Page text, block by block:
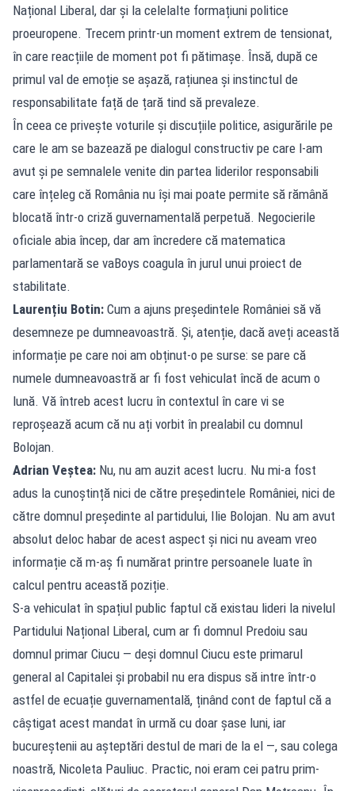
Național Liberal, dar și la celelalte formațiuni politice
proeuropene. Trecem printr-un moment extrem de tensionat,
în care reacțiile de moment pot fi pătimașe. Însă, după ce
primul val de emoție se așază, rațiunea și instinctul de
responsabilitate față de țară tind să prevaleze.
În ceea ce privește voturile și discuțiile politice, asigurările pe
care le am se bazează pe dialogul constructiv pe care l-am
avut și pe semnalele venite din partea liderilor responsabili
care înțeleg că România nu își mai poate permite să rămână
blocată într-o criză guvernamentală perpetuă. Negocierile
oficiale abia încep, dar am încredere că matematica
parlamentară se vaBoys coagula în jurul unui proiect de
stabilitate.
Laurențiu Botin: Cum a ajuns președintele României să vă
desemneze pe dumneavoastră. Și, atenție, dacă aveți această
informație pe care noi am obținut-o pe surse: se pare că
numele dumneavoastră ar fi fost vehiculat încă de acum o
lună. Vă întreb acest lucru în contextul în care vi se
reproșează acum că nu ați vorbit în prealabil cu domnul
Bolojan.
Adrian Veștea: Nu, nu am auzit acest lucru. Nu mi-a fost
adus la cunoștință nici de către președintele României, nici de
către domnul președinte al partidului, Ilie Bolojan. Nu am avut
absolut deloc habar de acest aspect și nici nu aveam vreo
informație că m-aș fi numărat printre persoanele luate în
calcul pentru această poziție.
S-a vehiculat în spațiul public faptul că existau lideri la nivelul
Partidului Național Liberal, cum ar fi domnul Predoiu sau
domnul primar Ciucu — deși domnul Ciucu este primarul
general al Capitalei și probabil nu era dispus să intre într-o
astfel de ecuație guvernamentală, ținând cont de faptul că a
câștigat acest mandat în urmă cu doar șase luni, iar
bucureștenii au așteptări destul de mari de la el —, sau colega
noastră, Nicoleta Pauliuc. Practic, noi eram cei patru prim-